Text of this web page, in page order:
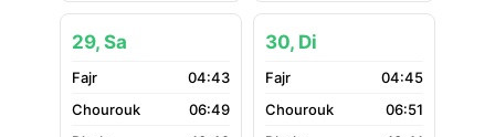
29, Sa
04:43
06:49
30, Di
04:45
06:51